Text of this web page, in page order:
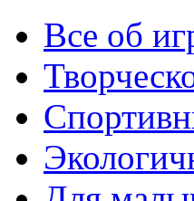
Все об